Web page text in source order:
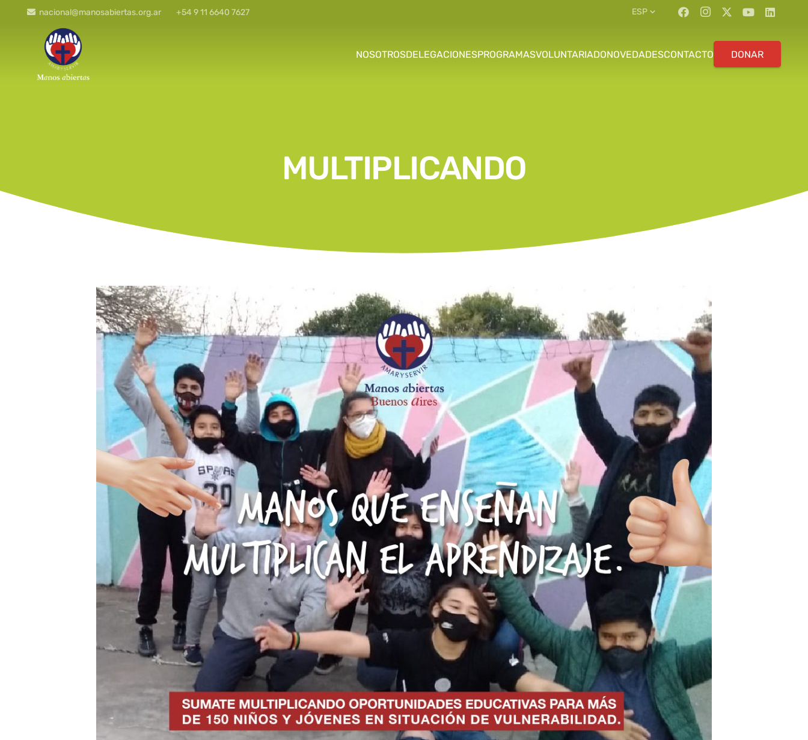
nacional@manosabiertas.org.ar +54 9 11 6640 7627 ESP
NOSOTROSDELEGACIONESPROGRAMASVOLUNTARIADONOVEDADESCONTACTO DONAR
MULTIPLICANDO